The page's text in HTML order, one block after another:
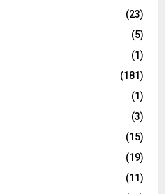
(23)
(5)
(1)
(181)
(1)
(3)
(15)
(19)
(11)